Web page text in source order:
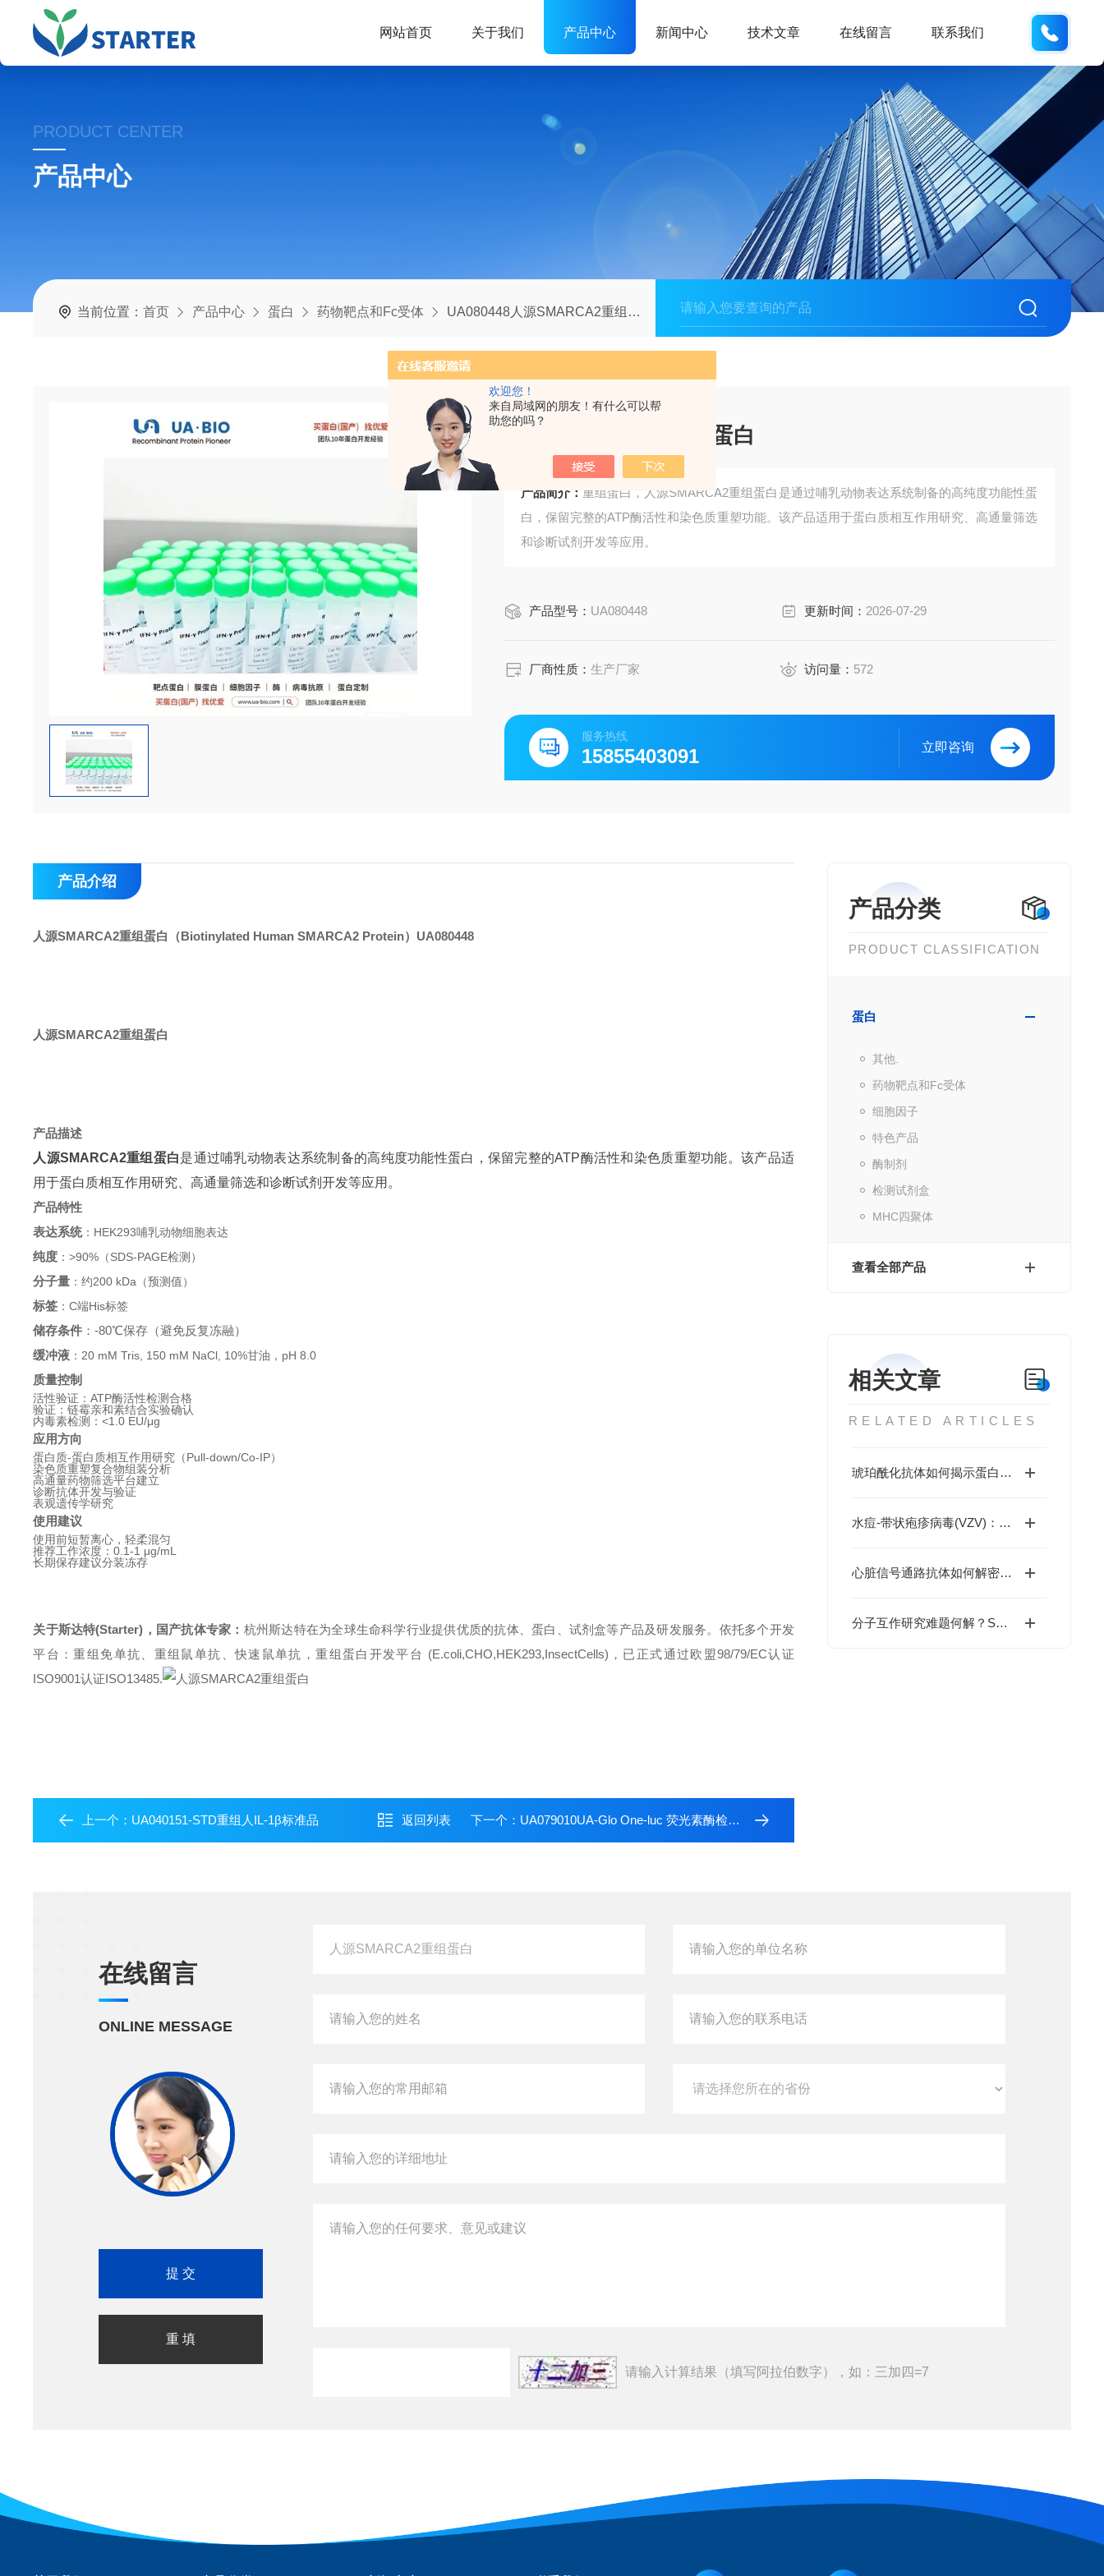
欢迎您！
来自局域网的朋友！有什么可以帮
助您的吗？
网站首页 关于我们 产品中心 新闻中心 技术文章 在线留言 联系我们
PRODUCT CENTER
产品中心
当前位置：首页 产品中心 蛋白 药物靶点和Fc受体 UA080448人源SMARCA2重组蛋白
人源SMARCA2重组蛋白
产品简介： 重组蛋白，人源SMARCA2重组蛋白是通过哺乳动物表达系统制备的高纯度功能性蛋
白，保留完整的ATP酶活性和染色质重塑功能。该产品适用于蛋白质相互作用研究、高通量筛选
和诊断试剂开发等应用。
产品型号： UA080448 更新时间： 2026-07-29
厂商性质：生产厂家 访问量： 572
服务热线
15855403091 立即咨询
产品分类
PRODUCT CLASSIFICATION
蛋白
其他.
药物靶点和Fc受体
细胞因子
特色产品
酶制剂
检测试剂盒
MHC四聚体
查看全部产品
相关文章
RELATED ARTICLES
琥珀酰化抗体如何揭示蛋白质修饰在疾病发生中的关键作用？
水痘-带状疱疹病毒(VZV)：引爆医药界百亿争夺战的黑马
心脏信号通路抗体如何解密心肌调控网络？
分子互作研究难题何解？SPR技术能否成为你的利器？
产品介绍
人源SMARCA2重组蛋白 （Biotinylated Human SMARCA2 Protein） UA080448
人源SMARCA2重组蛋白
产品描述
人源SMARCA2重组蛋白是通过哺乳动物表达系统制备的高纯度功能性蛋白，保留完整的ATP酶活性和染色质重塑功能。该产品适
用于蛋白质相互作用研究、高通量筛选和诊断试剂开发等应用。
产品特性
表达系统：HEK293哺乳动物细胞表达
纯度 ：>90%（SDS-PAGE检测）
分子量 ：约200 kDa（预测值）
标签 ：C端His标签
储存条件 ：-80℃保存（避免反复冻融）
缓冲液 ：20 mM Tris, 150 mM NaCl, 10%甘油，pH 8.0
质量控制
活性验证：ATP酶活性检测合格
验证：链霉亲和素结合实验确认
内毒素检测：<1.0 EU/μg
应用方向
蛋白质-蛋白质相互作用研究（Pull-down/Co-IP）
染色质重塑复合物组装分析
高通量药物筛选平台建立
诊断抗体开发与验证
表观遗传学研究
使用建议
使用前短暂离心，轻柔混匀
推荐工作浓度：0.1-1 μg/mL
长期保存建议分装冻存
关于斯达特(Starter)，国产抗体专家： 杭州斯达特在为全球生命科学行业提供优质的抗体、蛋白、试剂盒等产品及研发服务。依托多个开发
平台：重组免单抗、重组鼠单抗、快速鼠单抗，重组蛋白开发平台 (E.coli,CHO,HEK293,InsectCells)，已正式通过欧盟98/79/EC认证
ISO9001认证ISO13485.
上一个： UA040151-STD重组人IL-1β标准品 返回列表 下一个： UA079010UA-Glo One-luc 荧光素酶检测试剂盒
在线留言
ONLINE MESSAGE
请输入计算结果（填写阿拉伯数字），如：三加四=7